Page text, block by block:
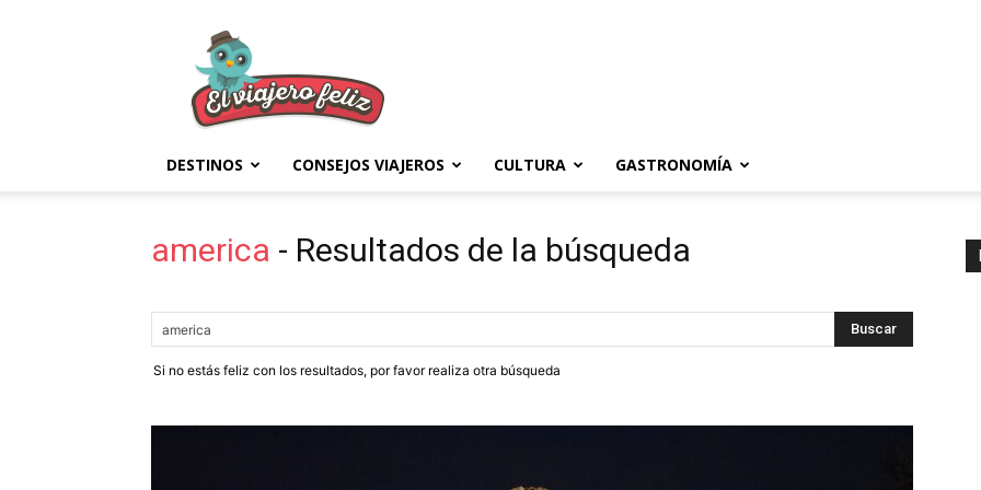
Feliz
DESTINOS CONSEJOS VIAJEROS CULTURA GASTRONOMÍA
america - Resultados de la búsqueda
Si no estás feliz con los resultados, por favor realiza otra búsqueda